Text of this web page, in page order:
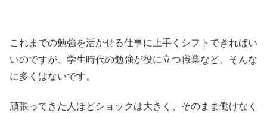
これまでの勉強を活かせる仕事に上手くシフトできればい
いのですが、学生時代の勉強が役に立つ職業など、そんな
に多くはないです。
頑張ってきた人ほどショックは大きく、そのまま働けなく